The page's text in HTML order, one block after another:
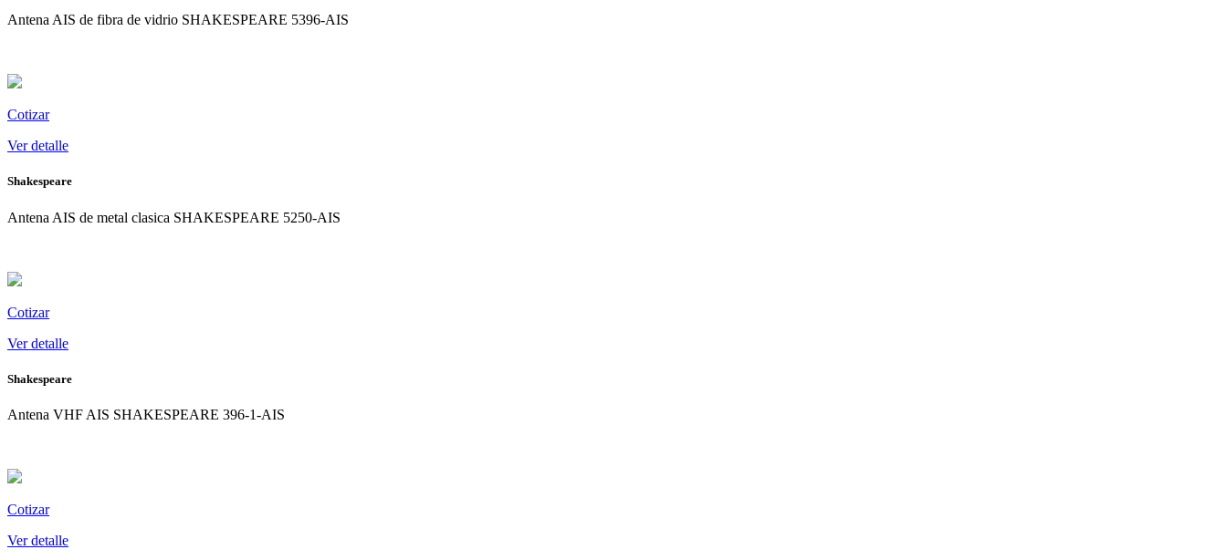
Antena AIS de fibra de vidrio SHAKESPEARE 5396-AIS
Ver
Cotizar
Ver detalle
Shakespeare
Antena AIS de metal clasica SHAKESPEARE 5250-AIS
Ver
Cotizar
Ver detalle
Shakespeare
Antena VHF AIS SHAKESPEARE 396-1-AIS
Ver
Cotizar
Ver detalle